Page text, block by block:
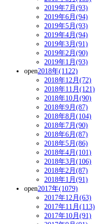
2019年7月(93)
2019年6月(94)
2019年5月(93)
2019年4月(94)
2019年3月(91)
2019年2月(90)
2019年1月(93)
open2018年(1122)
2018年12月(72)
2018年11月(121)
2018年10月(90)
2018年9月(87)
2018年8月(104)
2018年7月(90)
2018年6月(87)
2018年5月(86)
2018年4月(101)
2018年3月(106)
2018年2月(87)
2018年1月(91)
open2017年(1079)
2017年12月(63)
2017年11月(113)
2017年10月(91)